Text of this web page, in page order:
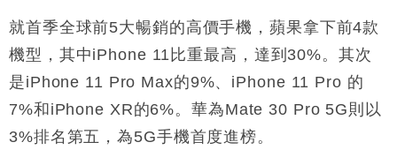
就首季全球前5大暢銷的高價手機，蘋果拿下前4款
機型，其中iPhone 11比重最高，達到30%。其次
是iPhone 11 Pro Max的9%、iPhone 11 Pro 的
7%和iPhone XR的6%。華為Mate 30 Pro 5G則以
3%排名第五，為5G手機首度進榜。